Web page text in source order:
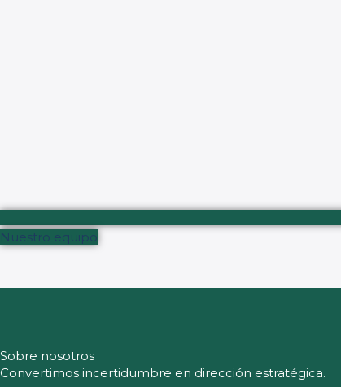
Nuestro equipo
Sobre nosotros
Convertimos incertidumbre en dirección estratégica.